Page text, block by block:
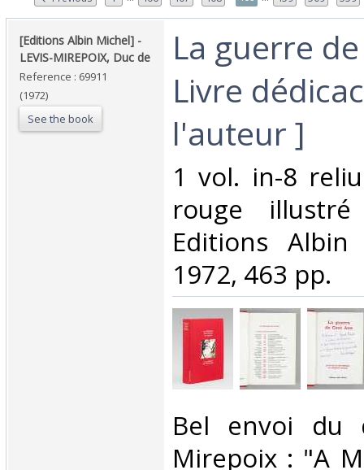
‎[Editions Albin Michel] - ‎
‎LEVIS-MIREPOIX, Duc de‎
Reference : 69911
(1972)
See the book
‎La guerre
Livre
l'auteur ]‎
‎1 vol. in-8
rouge
Editions Albin
1972, 463 pp.‎
‎Bel envoi du
Mirepoix : "A